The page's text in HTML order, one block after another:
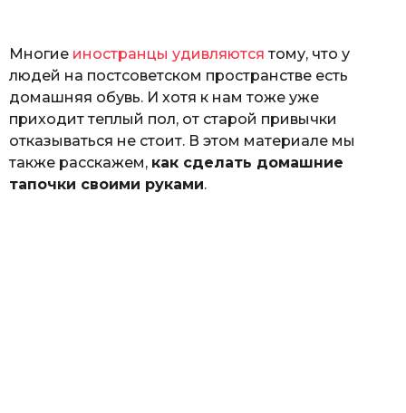
Многие иностранцы удивляются тому, что у
людей на постсоветском пространстве есть
домашняя обувь. И хотя к нам тоже уже
приходит теплый пол, от старой привычки
отказываться не стоит. В этом материале мы
также расскажем, как сделать домашние
тапочки своими руками.